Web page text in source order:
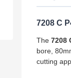
7208 C
The 7208
bore,
cutting